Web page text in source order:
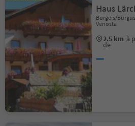
Haus
Burgeis/
Venosta
2.5 km à
de